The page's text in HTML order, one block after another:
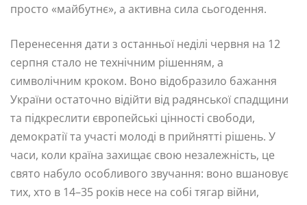
просто «майбутнє», а активна сила сьогодення.
Перенесення дати з останньої неділі червня на 12
серпня стало не технічним рішенням, а
символічним кроком. Воно відобразило бажання
України остаточно відійти від радянської спадщини
та підкреслити європейські цінності свободи,
демократії та участі молоді в прийнятті рішень. У
часи, коли країна захищає свою незалежність, це
свято набуло особливого звучання: воно вшановує
тих, хто в 14–35 років несе на собі тягар війни,